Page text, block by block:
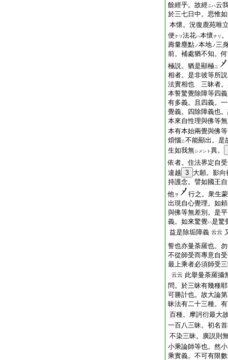
餘經乎。故經ニハ云
於三七日中。思惟
本懷。況復鹿苑唯
便ナリ 法花ハ本懷ナリ
壽量塵點ノ本地ノ三
前。補處猶不知。
極説。猶是顯極ニ
相者。是非彼等所
法實相也 三昧者。
本誓驚覺除障等四
有多義。且四義。
覺義。四除障義也
本來自性理與佛等
本有本始兩覺與佛
煩惱ニ不能顯出。是
生如我無シメント 異。
依者。住法界定自
違越 3 大願。影向
持護念。譬如國王
他 ヲ
行之。衆生
出現自心覺理。如
與佛等無差別。是
義。如來驚覺ハ是驚
益是除垢障義 云云
誓也亦曼荼羅也。 勿
不從師受而專意自
最上乘者必須師受
云云 此擧曼荼羅攝
問。於三昧有幾種
可勝計也。故大論
昧法有二十三種。
百種。摩訶衍最大
一百八三昧。初名
不染三昧。廣説則
小乘論師等也。然
乘實義。不可有限